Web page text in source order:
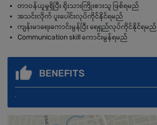
တာဝန်ယူမှုရှိပြီး ရိုးသားကြိုးစားသူ ဖြစ်ရမည်
အသင်းလိုက် ပူးပေါင်းလုပ်ကိုင်နိုင်ရမည်
ကျန်းမာရေးကောင်းမွန်ပြီး ရေရှည်လုပ်ကိုင်နိုင်ရမည်
Communication skill ကောင်းမွန်ရမည်
BENEFITS
.